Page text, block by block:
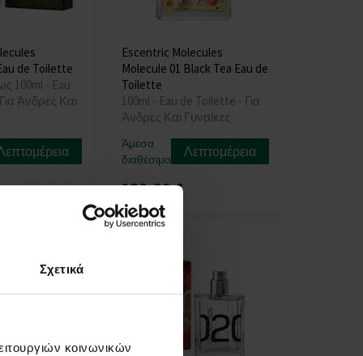
Σχετικά
κοινωνικών
de Toilette
100ml - Eau
Άνδρες Και
83,00 €
Escentric Molecules
Molecule 01 Black Tea Eau de
Toilette
100ml - Eau de Toilette - Για
Άνδρες Και Γυναίκες
Άμεσα
διαθέσιμο
Λεπτομέρεια
132,00 €